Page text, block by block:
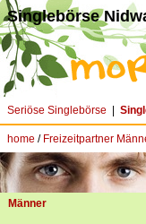
Singlebörse
Seriöse Singlebörse
home / Freizeitpartner
Männer